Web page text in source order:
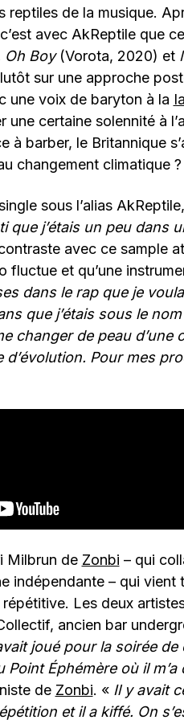
reptiles de la musique.
avec AkReptile que
Oh Boy(Vorota, 2020) et
sur une approche
une voix de baryton à la
une certaine solennité à
à barber, le Britannique
changement climatique ?
sous l’alias
que j’étais un peu dans
avec ce sample
fluctue et qu’une
dans le rap que je
que j’étais sous le
changer de peau
d’évolution. Pour mes
Milbrun de Zonbi – qui
indépendante – qui
Les deux
ancien bar
joué pour la soirée
Point Éphémère où il m’a
de Zonbi. « Il y avait
et il a kiffé. On